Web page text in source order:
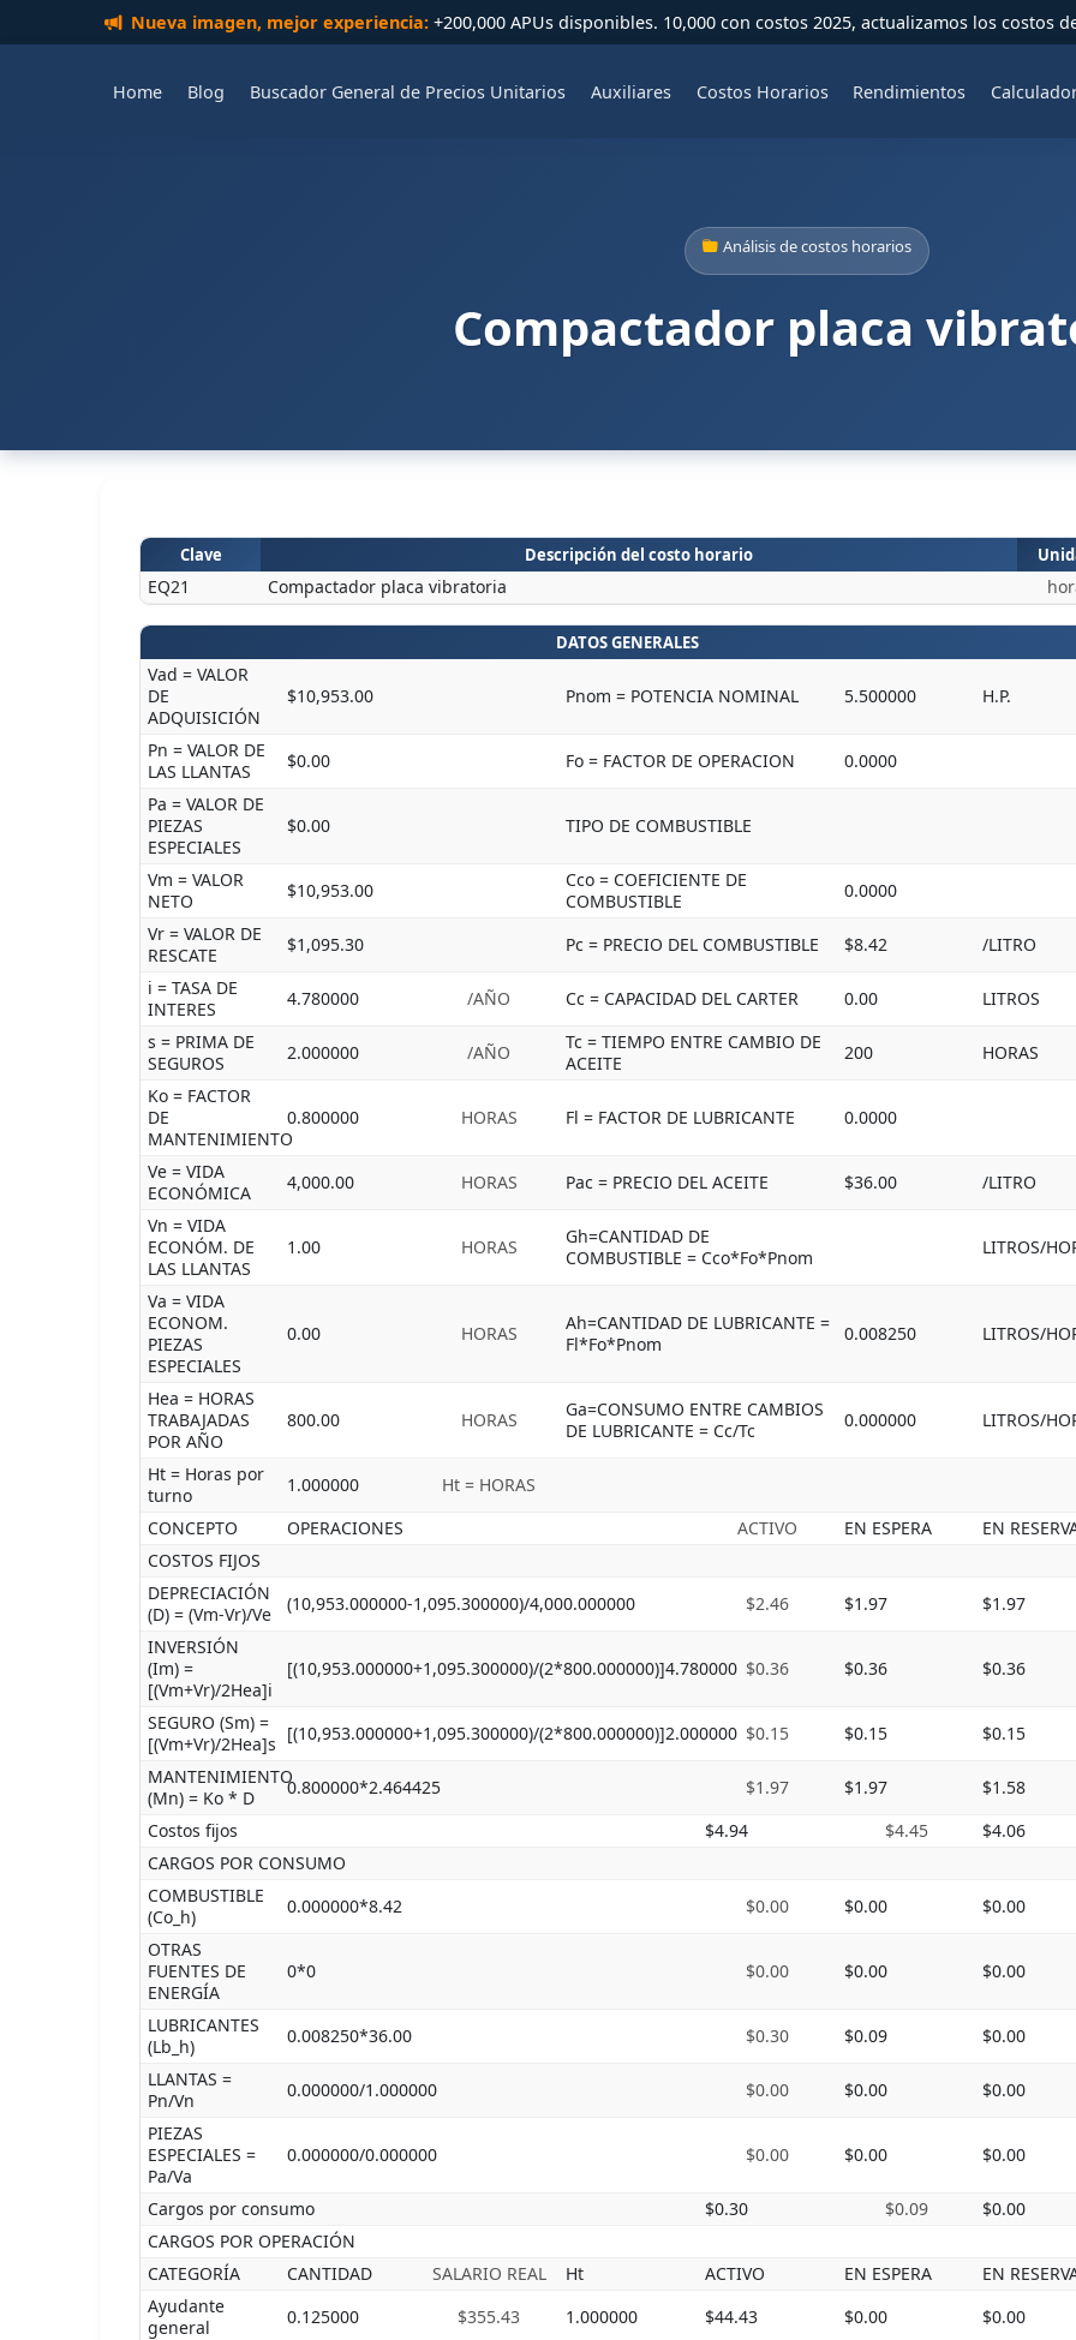
Nueva imagen, mejor experiencia:+200,000 APUs disponibles. 10,000 con costos 2025, actualizamos los costos
Home Blog Buscador General de Precios Unitarios Auxiliares Costos Horarios Rendimientos
Análisis de costos horarios
Compactador placa
Clave Descripción del costo horario
EQ21 Compactador placa vibratoria
DATOS GENERALES
Vad = VALOR
DE
ADQUISICIÓN
$10,953.00 Pnom = POTENCIA NOMINAL 5.500000 H.P.
Pn = VALOR DE
LAS LLANTAS
$0.00 Fo = FACTOR DE OPERACION
0.0000
Pa = VALOR DE
PIEZAS
ESPECIALES
$0.00 TIPO DE COMBUSTIBLE
Vm = VALOR
NETO
$10,953.00
Cco = COEFICIENTE DE
COMBUSTIBLE
0.0000
Vr = VALOR DE
RESCATE
$1,095.30 Pc = PRECIO DEL COMBUSTIBLE $8.42
/LITRO
i = TASA DE
INTERES
4.780000 /AÑO Cc = CAPACIDAD DEL CARTER 0.00
LITROS
s = PRIMA DE
SEGUROS
2.000000 /AÑO
Tc = TIEMPO ENTRE CAMBIO DE
ACEITE
200
HORAS
Ko = FACTOR
DE
MANTENIMIENTO
0.800000 HORAS Fl = FACTOR DE LUBRICANTE 0.0000
Ve = VIDA
ECONÓMICA
4,000.00 HORAS Pac = PRECIO DEL ACEITE $36.00
/LITRO
Vn = VIDA
ECONÓM. DE
LAS LLANTAS
1.00 HORAS
Gh=CANTIDAD DE
COMBUSTIBLE = Cco*Fo*Pnom
LITROS/
Va = VIDA
ECONOM.
PIEZAS
ESPECIALES
0.00 HORAS
Ah=CANTIDAD DE LUBRICANTE =
Fl*Fo*Pnom
0.008250 LITROS/
Hea = HORAS
TRABAJADAS
POR AÑO
800.00 HORAS
Ga=CONSUMO ENTRE CAMBIOS
DE LUBRICANTE = Cc/Tc
0.000000 LITROS/
Ht = Horas por
turno
1.000000
Ht = HORAS
CONCEPTO
OPERACIONES ACTIVO EN ESPERA
EN
COSTOS FIJOS
DEPRECIACIÓN
(D) = (Vm-Vr)/Ve
(10,953.000000-1,095.300000)/4,000.000000 $2.46 $1.97
$1.97
INVERSIÓN
(Im) =
[(Vm+Vr)/2Hea]i
[(10,953.000000+1,095.300000)/(2*800.000000)]4.780000 $0.36 $0.36 $0.36
SEGURO (Sm) =
[(Vm+Vr)/2Hea]s [(10,953.000000+1,095.300000)/(2*800.000000)]2.000000 $0.15 $0.15
$0.15
MANTENIMIENTO
(Mn) = Ko * D
0.800000*2.464425 $1.97 $1.97
$1.58
Costos fijos
$4.94 $4.45
$4.06
CARGOS POR CONSUMO
COMBUSTIBLE
(Co_h)
0.000000*8.42 $0.00 $0.00
$0.00
OTRAS
FUENTES DE
ENERGÍA
0*0 $0.00 $0.00 $0.00
LUBRICANTES
(Lb_h)
0.008250*36.00 $0.30 $0.09
$0.00
LLANTAS =
Pn/Vn
0.000000/1.000000 $0.00 $0.00
$0.00
PIEZAS
ESPECIALES =
Pa/Va
0.000000/0.000000 $0.00 $0.00 $0.00
Cargos por consumo $0.30 $0.09
$0.00
CARGOS POR OPERACIÓN
CATEGORÍA
CANTIDAD SALARIO REAL Ht ACTIVO EN ESPERA
EN
Ayudante
general
0.125000 $355.43 1.000000 $44.43 $0.00
$0.00